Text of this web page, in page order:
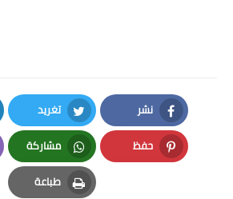
نشر
Facebook
تغريد
Twitter
حفظ
Pinterest
مشاركة
Whatsapp
طباعة